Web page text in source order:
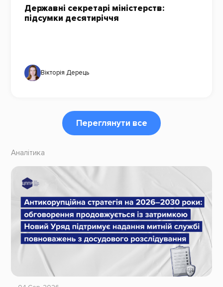
Державні секретарі міністерств:
підсумки десятиріччя
Вікторія Дерець
Переглянути все
Аналітика